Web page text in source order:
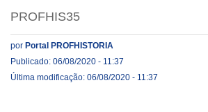
PROFHIS35
por Portal PROFHISTORIA
Publicado: 06/08/2020 - 11:37
Última modificação: 06/08/2020 - 11:37